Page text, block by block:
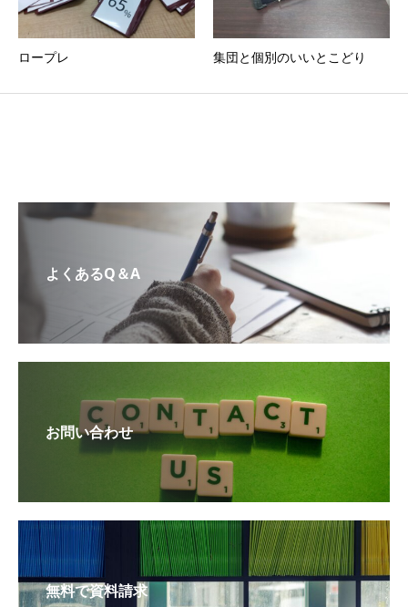
ロープレ 集団と個別のいいとこどり
よくあるQ＆A
お問い合わせ
無料で資料請求